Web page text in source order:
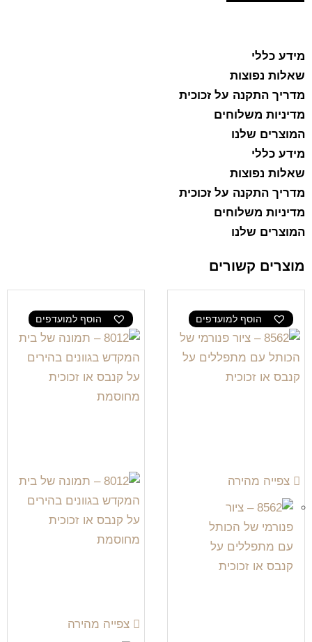
מידע כללי
שאלות נפוצות
מדריך התקנה על זכוכית
מדיניות משלוחים
המוצרים שלנו
מידע כללי
שאלות נפוצות
מדריך התקנה על זכוכית
מדיניות משלוחים
המוצרים שלנו
מוצרים קשורים
הוסף למועדפים
צפייה מהירה
הוסף למועדפים
צפייה מהירה